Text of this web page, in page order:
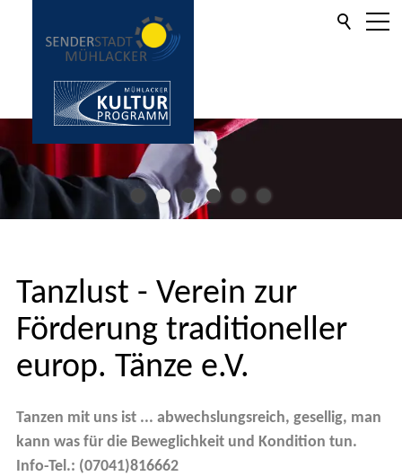
Aktuelles
Informationen
Kartenverkauf
Service
Kontakt
Tanzlust - Verein zur
Förderung traditioneller
europ. Tänze e.V.
Tanzen mit uns ist ... abwechslungsreich, gesellig, man
kann was für die Beweglichkeit und Kondition tun.
Info-Tel.: (07041)816662